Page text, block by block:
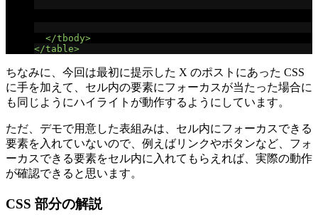
</tbody>
</table>
ちなみに、今回は最初に提示した X のポストにあった CSS
に手を加えて、セル内の要素にフォーカスが当たった場合に
も同じようにハイライトが動作するようにしています。
ただ、デモで用意した表組みは、セル内にフォーカスできる
要素を入れていないので、例えばリンクやボタンなど、フォ
ーカスできる要素をセル内に入れてもらえれば、実際の動作
が確認できると思います。
CSS 部分の解説